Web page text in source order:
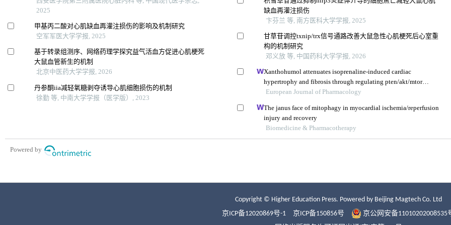
Copyright © Higher Education Press. Powered by Beijing Magtech Co. Ltd
京ICP备12020869号-1
京ICP备150856号
京公网安备11010202008535